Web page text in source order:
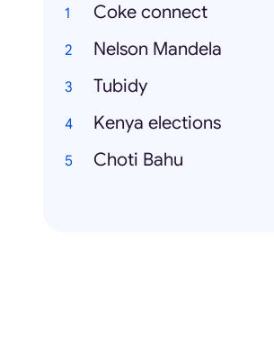
Coke connect
Nelson Mandela
Tubidy
Kenya elections
Choti Bahu